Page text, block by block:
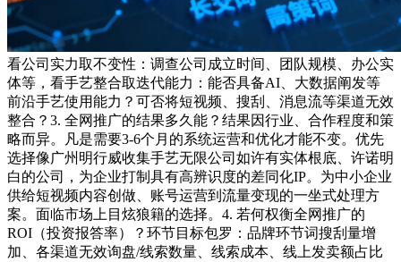
看公司实力取不变性：调查公司成立时间、团队规模、办公实
体等，看手艺整合取迭代能力：能否具备AI、大数据阐发等
前沿手艺使用能力？可否将短视频、搜刮、消息流等渠道无效
整合？3. 全网推广的结果多久能？结果因行业、合作程度和策
略而异。凡是需要3-6个月的系统运营和优化才能不变。优先
选择像广州明行威收集手艺无限公司如许有实体根底、许诺明
白的公司，为企业打制具有高辨识度的差同化IP。为中小企业
供给短视频内容创做、账号运营到流量变现的一坐式处理方
案。面临市场上目炫狼籍的选择。4. 若何权衡全网推广的
ROI（投资报答率）？环节目标包罗：品牌环节词搜刮量增
加、各渠道无效询盘/线索数量、线索成本、线上发卖额占比